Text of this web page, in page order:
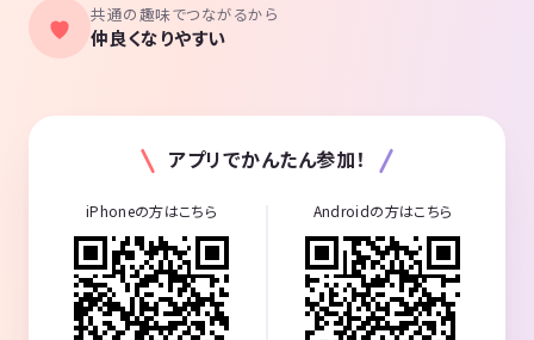
共通の趣味でつながるから
仲良くなりやすい
アプリでかんたん参加！
iPhoneの方はこちら Androidの方はこちら